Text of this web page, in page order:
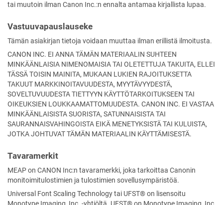
tai muutoin ilman Canon Inc.:n ennalta antamaa kirjallista lupaa.
Vastuuvapauslauseke
Tämän asiakirjan tietoja voidaan muuttaa ilman erillistä ilmoitusta.
CANON INC. EI ANNA TÄMÄN MATERIAALIN SUHTEEN
MINKÄÄNLAISIA NIMENOMAISIA TAI OLETETTUJA TAKUITA, ELLEI
TÄSSÄ TOISIN MAINITA, MUKAAN LUKIEN RAJOITUKSETTA
TAKUUT MARKKINOITAVUUDESTA, MYYTÄVYYDESTÄ,
SOVELTUVUUDESTA TIETTYYN KÄYTTÖTARKOITUKSEEN TAI
OIKEUKSIEN LOUKKAAMATTOMUUDESTA. CANON INC. EI VASTAA
MINKÄÄNLAISISTA SUORISTA, SATUNNAISISTA TAI
SAURANNAISVAHINGOISTA EIKÄ MENETYKSISTÄ TAI KULUISTA,
JOTKA JOHTUVAT TÄMÄN MATERIAALIN KÄYTTÄMISESTÄ.
Tavaramerkit
MEAP on CANON Inc:n tavaramerkki, joka tarkoittaa Canonin
monitoimitulostimien ja tulostimien sovellusympäristöä.
Universal Font Scaling Technologytai UFST®on lisensoitu